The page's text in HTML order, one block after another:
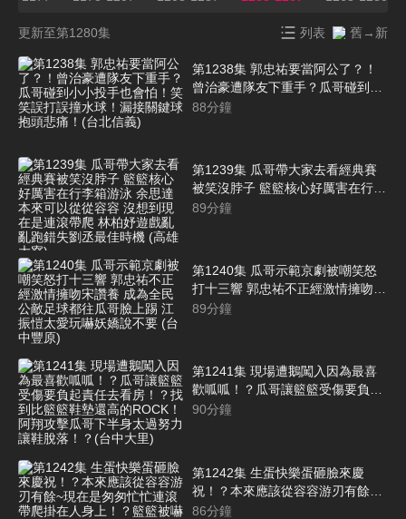
更新至第1280集 列表 舊→新
第1238集 郭忠祐要當阿公了？！
曾治豪遭隊友下重手？瓜哥碰到小
小投手也會怕！笑笑誤打誤撞水
88分鐘
第1239集 瓜哥帶大家去看經典賽
被笑沒脖子 籃籃核心好厲害在行李
箱游泳 余思達本來可以從從容容
89分鐘
第1240集 瓜哥示範京劇被嘲笑怒
打十三響 郭忠祐不正經激情擁吻宋
讚養 成為全民公敵足球都往瓜哥臉
89分鐘
第1241集 現場遭鵝闖入因為最喜
歡呱呱！？瓜哥讓籃籃受傷要負起
責任去看房！？找到比籃籃鞋墊還
90分鐘
第1242集 生蛋快樂蛋砸臉來慶
祝！？本來應該從容容游刃有餘~
現在是匆匆忙忙連滾帶爬掛在人身
86分鐘